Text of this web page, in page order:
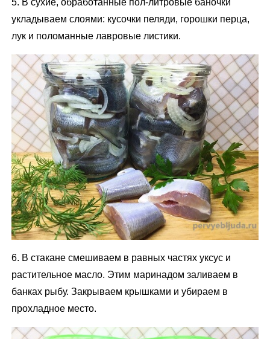
укладываем слоями: кусочки пеляди, горошки перца,
лук и поломанные лавровые листики.
6. В стакане смешиваем в равных частях уксус и
растительное масло. Этим маринадом заливаем в
банках рыбу. Закрываем крышками и убираем в
прохладное место.